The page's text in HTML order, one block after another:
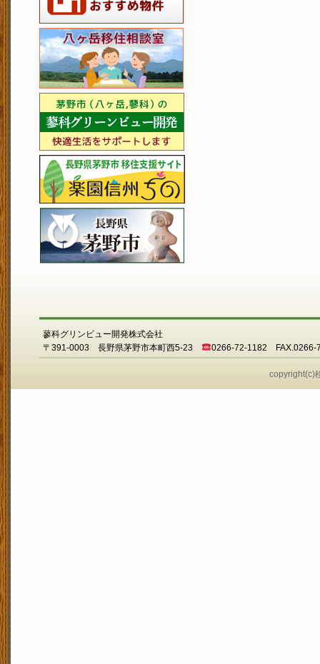
蓼科グリンビュー開発株式会社
〒391-0003 長野県茅野市本町西5-23
0266-72-1182 FAX.0266-
copyright(c)